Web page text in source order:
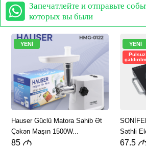
Запечатлейте и отправьте
которых вы были